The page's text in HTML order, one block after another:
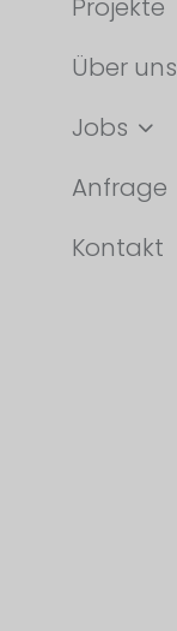
Projekte
Über uns
Jobs
Anfrage
Kontakt